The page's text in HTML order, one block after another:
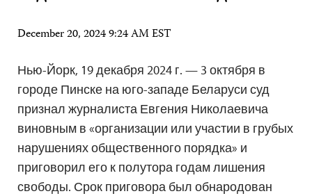
December 20, 2024 9:24 AM EST
Нью-Йорк, 19 декабря 2024 г. — 3 октября в
городе Пинске на юго-западе Беларуси суд
признал журналиста Евгения Николаевича
виновным в «организации или участии в грубых
нарушениях общественного порядка» и
приговорил его к полутора годам лишения
свободы. Срок приговора был обнародован